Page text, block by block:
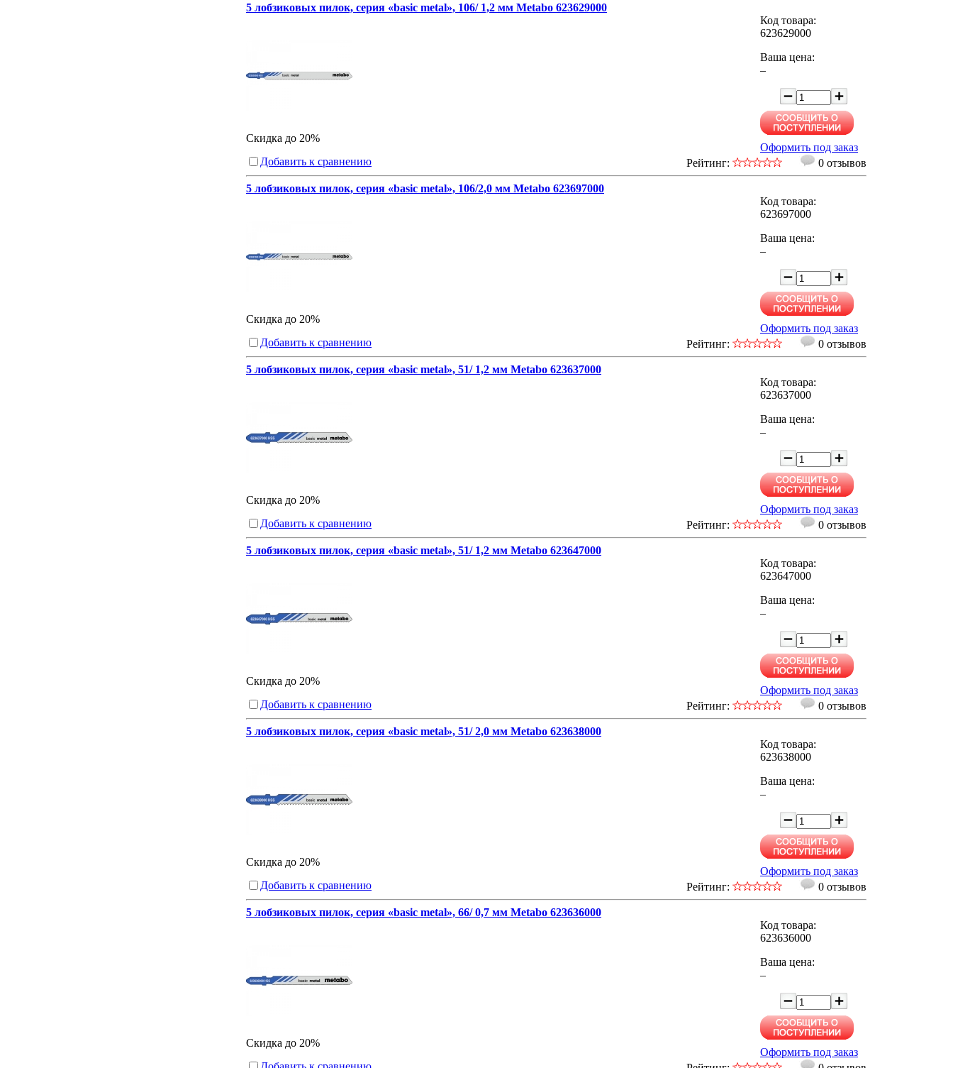
5 лобзиковых пилок, серия «basic metal», 106/ 1,2 мм Metabo 623629000
Скидка до 20%
Код товара:
623629000
Ваша цена:
–
Оформить под заказ
Добавить к сравнению
Рейтинг: 0 отзывов
5 лобзиковых пилок, серия «basic metal», 106/2,0 мм Metabo 623697000
Скидка до 20%
Код товара:
623697000
Ваша цена:
–
Оформить под заказ
Добавить к сравнению
Рейтинг: 0 отзывов
5 лобзиковых пилок, серия «basic metal», 51/ 1,2 мм Metabo 623637000
Скидка до 20%
Код товара:
623637000
Ваша цена:
–
Оформить под заказ
Добавить к сравнению
Рейтинг: 0 отзывов
5 лобзиковых пилок, серия «basic metal», 51/ 1,2 мм Metabo 623647000
Скидка до 20%
Код товара:
623647000
Ваша цена:
–
Оформить под заказ
Добавить к сравнению
Рейтинг: 0 отзывов
5 лобзиковых пилок, серия «basic metal», 51/ 2,0 мм Metabo 623638000
Скидка до 20%
Код товара:
623638000
Ваша цена:
–
Оформить под заказ
Добавить к сравнению
Рейтинг: 0 отзывов
5 лобзиковых пилок, серия «basic metal», 66/ 0,7 мм Metabo 623636000
Скидка до 20%
Код товара:
623636000
Ваша цена:
–
Оформить под заказ